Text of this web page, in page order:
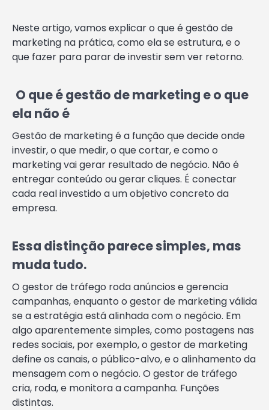
Neste artigo, vamos explicar o que é gestão de
marketing na prática, como ela se estrutura, e o
que fazer para parar de investir sem ver retorno.
O que é gestão de marketing e o que
ela não é
Gestão de marketing é a função que decide onde
investir, o que medir, o que cortar, e como o
marketing vai gerar resultado de negócio. Não é
entregar conteúdo ou gerar cliques. É conectar
cada real investido a um objetivo concreto da
empresa.
Essa distinção parece simples, mas
muda tudo.
O gestor de tráfego roda anúncios e gerencia
campanhas, enquanto o gestor de marketing válida
se a estratégia está alinhada com o negócio. Em
algo aparentemente simples, como postagens nas
redes sociais, por exemplo, o gestor de marketing
define os canais, o público-alvo, e o alinhamento da
mensagem com o negócio. O gestor de tráfego
cria, roda, e monitora a campanha. Funções
distintas.